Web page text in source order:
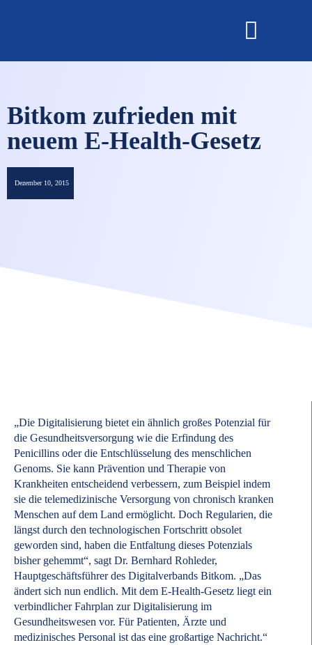
Bitkom zufrieden mit
neuem E-Health-Gesetz
Dezember 10, 2015
„Die Digitalisierung bietet ein ähnlich großes Potenzial für
die Gesundheitsversorgung wie die Erfindung des
Penicillins oder die Entschlüsselung des menschlichen
Genoms. Sie kann Prävention und Therapie von
Krankheiten entscheidend verbessern, zum Beispiel indem
sie die telemedizinische Versorgung von chronisch kranken
Menschen auf dem Land ermöglicht. Doch Regularien, die
längst durch den technologischen Fortschritt obsolet
geworden sind, haben die Entfaltung dieses Potenzials
bisher gehemmt“, sagt Dr. Bernhard Rohleder,
Hauptgeschäftsführer des Digitalverbands Bitkom. „Das
ändert sich nun endlich. Mit dem E-Health-Gesetz liegt ein
verbindlicher Fahrplan zur Digitalisierung im
Gesundheitswesen vor. Für Patienten, Ärzte und
medizinisches Personal ist das eine großartige Nachricht.“